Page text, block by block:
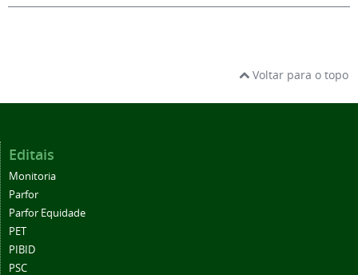
Voltar para o topo
Editais
Monitoria
Parfor
Parfor Equidade
PET
PIBID
PSC